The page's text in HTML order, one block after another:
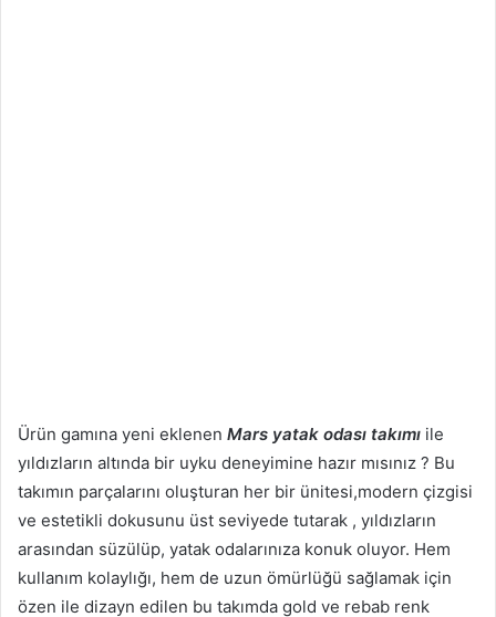
Ürün gamına yeni eklenen Mars yatak odası takımı ile
yıldızların altında bir uyku deneyimine hazır mısınız ? Bu
takımın parçalarını oluşturan her bir ünitesi,modern çizgisi
ve estetikli dokusunu üst seviyede tutarak , yıldızların
arasından süzülüp, yatak odalarınıza konuk oluyor. Hem
kullanım kolaylığı, hem de uzun ömürlüğü sağlamak için
özen ile dizayn edilen bu takımda gold ve rebab renk